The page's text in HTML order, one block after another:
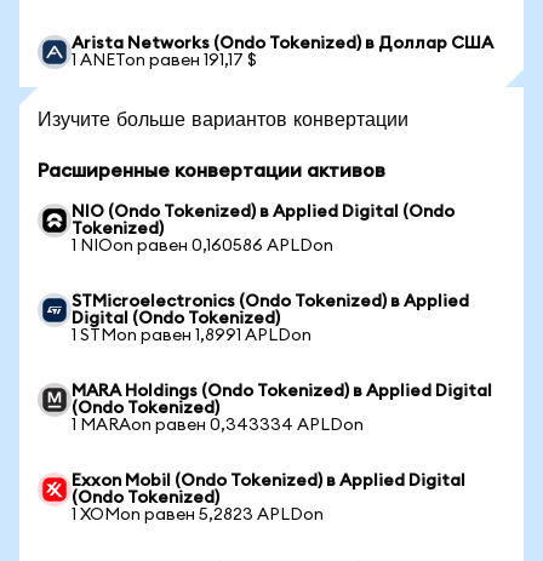
Arista Networks (Ondo Tokenized) в Доллар США
1 ANETon равен 191,17 $
Изучите больше вариантов конвертации
Расширенные конвертации активов
NIO (Ondo Tokenized) в Applied Digital (Ondo
Tokenized)
1 NIOon равен 0,160586 APLDon
STMicroelectronics (Ondo Tokenized) в Applied
Digital (Ondo Tokenized)
1 STMon равен 1,8991 APLDon
MARA Holdings (Ondo Tokenized) в Applied Digital
(Ondo Tokenized)
1 MARAon равен 0,343334 APLDon
Exxon Mobil (Ondo Tokenized) в Applied Digital
(Ondo Tokenized)
1 XOMon равен 5,2823 APLDon